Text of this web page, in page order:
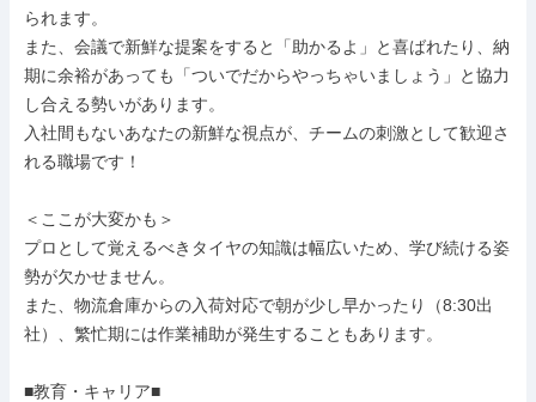
られます。
また、会議で新鮮な提案をすると「助かるよ」と喜ばれたり、納
期に余裕があっても「ついでだからやっちゃいましょう」と協力
し合える勢いがあります。
入社間もないあなたの新鮮な視点が、チームの刺激として歓迎さ
れる職場です！
＜ここが大変かも＞
プロとして覚えるべきタイヤの知識は幅広いため、学び続ける姿
勢が欠かせません。
また、物流倉庫からの入荷対応で朝が少し早かったり（8:30出
社）、繁忙期には作業補助が発生することもあります。
■教育・キャリア■